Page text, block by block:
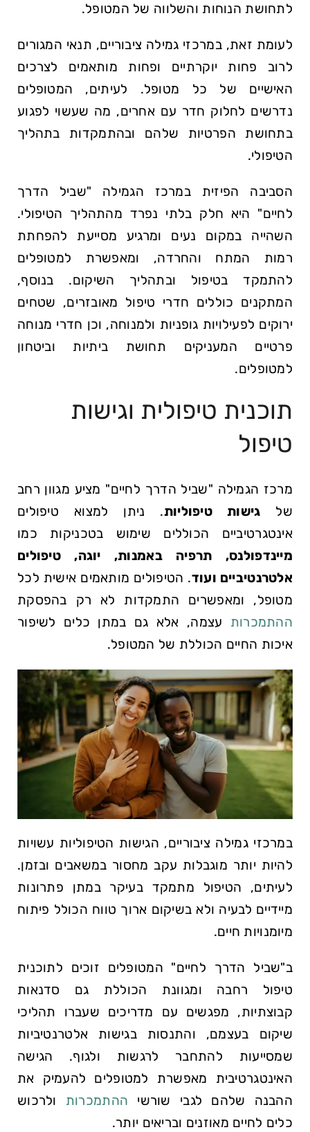
לתחושת הנוחות והשלווה של המטופל.
לעומת זאת, במרכזי גמילה ציבוריים, תנאי המגורים
לרוב פחות יוקרתיים ופחות מותאמים לצרכים
האישיים של כל מטופל. לעיתים, המטופלים
נדרשים לחלוק חדר עם אחרים, מה שעשוי לפגוע
בתחושת הפרטיות שלהם ובהתמקדות בתהליך
הטיפולי.
הסביבה הפיזית במרכז הגמילה "שביל הדרך
לחיים" היא חלק בלתי נפרד מהתהליך הטיפולי.
השהייה במקום נעים ומרגיע מסייעת להפחתת
רמות המתח והחרדה, ומאפשרת למטופלים
להתמקד בטיפול ובתהליך השיקום. בנוסף,
המתקנים כוללים חדרי טיפול מאובזרים, שטחים
ירוקים לפעילויות גופניות ולמנוחה, וכן חדרי מנוחה
פרטיים המעניקים תחושת ביתיות וביטחון
למטופלים.
תוכנית טיפולית וגישות
טיפול
מרכז הגמילה "שביל הדרך לחיים" מציע מגוון רחב
של גישות טיפוליות. ניתן למצוא טיפולים
אינטגרטיביים הכוללים שימוש בטכניקות כמו
מיינדפולנס, תרפיה באמנות, יוגה, טיפולים
אלטרנטיביים ועוד. הטיפולים מותאמים אישית לכל
מטופל, ומאפשרים התמקדות לא רק בהפסקת
ההתמכרות עצמה, אלא גם במתן כלים לשיפור
איכות החיים הכוללת של המטופל.
במרכזי גמילה ציבוריים, הגישות הטיפוליות עשויות
להיות יותר מוגבלות עקב מחסור במשאבים ובזמן.
לעיתים, הטיפול מתמקד בעיקר במתן פתרונות
מיידיים לבעיה ולא בשיקום ארוך טווח הכולל פיתוח
מיומנויות חיים.
ב"שביל הדרך לחיים" המטופלים זוכים לתוכנית
טיפול רחבה ומגוונת הכוללת גם סדנאות
קבוצתיות, מפגשים עם מדריכים שעברו תהליכי
שיקום בעצמם, והתנסות בגישות אלטרנטיביות
שמסייעות להתחבר לרגשות ולגוף. הגישה
האינטגרטיבית מאפשרת למטופלים להעמיק את
ההבנה שלהם לגבי שורשי ההתמכרות ולרכוש
כלים לחיים מאוזנים ובריאים יותר.